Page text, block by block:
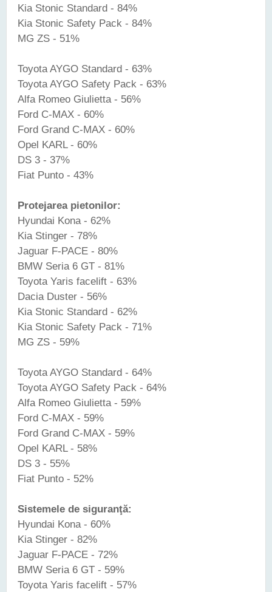
Kia Stonic Standard - 84%
Kia Stonic Safety Pack - 84%
MG ZS - 51%
Toyota AYGO Standard - 63%
Toyota AYGO Safety Pack - 63%
Alfa Romeo Giulietta - 56%
Ford C-MAX - 60%
Ford Grand C-MAX - 60%
Opel KARL - 60%
DS 3 - 37%
Fiat Punto - 43%
Protejarea pietonilor:
Hyundai Kona - 62%
Kia Stinger - 78%
Jaguar F-PACE - 80%
BMW Seria 6 GT - 81%
Toyota Yaris facelift - 63%
Dacia Duster - 56%
Kia Stonic Standard - 62%
Kia Stonic Safety Pack - 71%
MG ZS - 59%
Toyota AYGO Standard - 64%
Toyota AYGO Safety Pack - 64%
Alfa Romeo Giulietta - 59%
Ford C-MAX - 59%
Ford Grand C-MAX - 59%
Opel KARL - 58%
DS 3 - 55%
Fiat Punto - 52%
Sistemele de siguranţă:
Hyundai Kona - 60%
Kia Stinger - 82%
Jaguar F-PACE - 72%
BMW Seria 6 GT - 59%
Toyota Yaris facelift - 57%